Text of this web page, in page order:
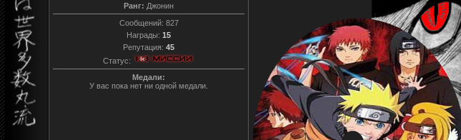
Ранг: Джонин
Сообщений: 827
Награды: 15
Репутация: 45
Статус:
Медали:
У вас пока нет ни одной медали.